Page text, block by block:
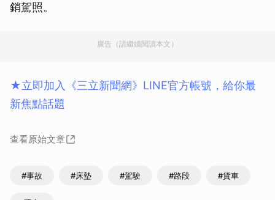
銷駕照。
廣告（請繼續閱讀本文）
★立即加入《三立新聞網》LINE官方帳號，給你最
新焦點話題
查看原始文章
#事故 #床墊 #駕駛 #路段 #貨車